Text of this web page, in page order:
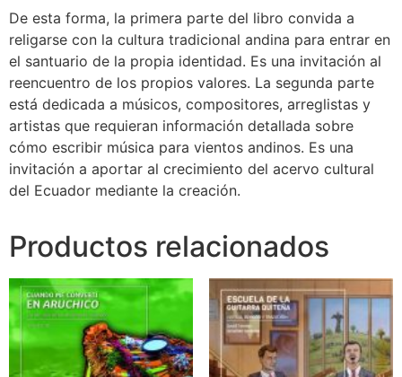
De esta forma, la primera parte del libro convida a
religarse con la cultura tradicional andina para entrar en
el santuario de la propia identidad. Es una invitación al
reencuentro de los propios valores. La segunda parte
está dedicada a músicos, compositores, arreglistas y
artistas que requieran información detallada sobre
cómo escribir música para vientos andinos. Es una
invitación a aportar al crecimiento del acervo cultural
del Ecuador mediante la creación.
Productos relacionados